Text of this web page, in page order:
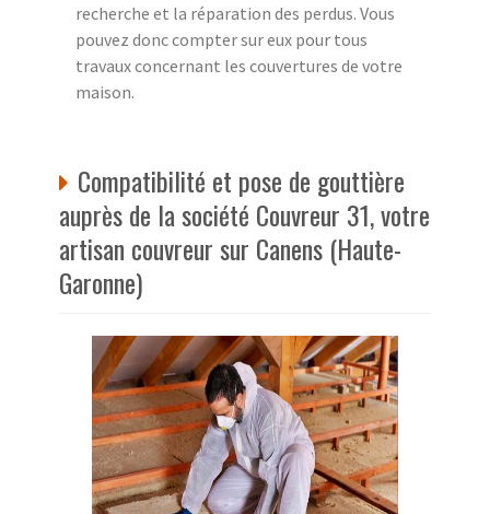
recherche et la réparation des perdus. Vous
pouvez donc compter sur eux pour tous
travaux concernant les couvertures de votre
maison.
Compatibilité et pose de gouttière
auprès de la société Couvreur 31, votre
artisan couvreur sur Canens (Haute-
Garonne)